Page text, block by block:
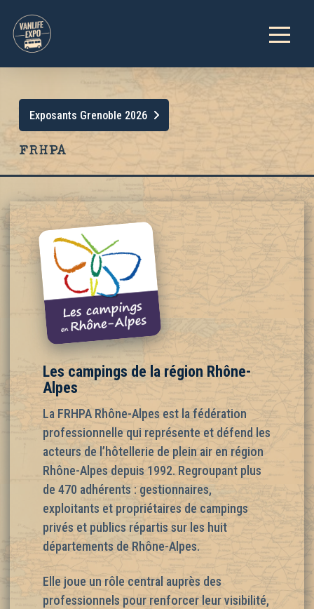
Exposants Grenoble 2026
FRHPA
Les campings de la région Rhône-
Alpes
La FRHPA Rhône-Alpes est la fédération
professionnelle qui représente et défend les
acteurs de l’hôtellerie de plein air en région
Rhône-Alpes depuis 1992. Regroupant plus
de 470 adhérents : gestionnaires,
exploitants et propriétaires de campings
privés et publics répartis sur les huit
départements de Rhône-Alpes.
Elle joue un rôle central auprès des
professionnels pour renforcer leur visibilité,